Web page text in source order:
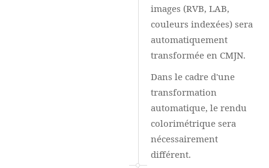
images (RVB, LAB,
couleurs indexées) sera
automatiquement
transformée en CMJN.
Dans le cadre d'une
transformation
automatique, le rendu
colorimétrique sera
nécessairement
différent.